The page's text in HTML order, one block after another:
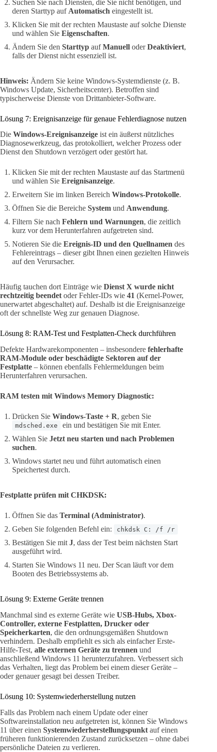
Suchen Sie nach Diensten, die Sie nicht benötigen, und
deren Starttyp auf Automatisch eingestellt ist.
Klicken Sie mit der rechten Maustaste auf solche Dienste
und wählen Sie Eigenschaften.
Ändern Sie den Starttyp aufManuell oderDeaktiviert,
falls der Dienst nicht essenziell ist.
Hinweis: Ändern Sie keine Windows-Systemdienste (z. B.
Windows Update, Sicherheitscenter). Betroffen sind
typischerweise Dienste von Drittanbieter-Software.
Lösung 7: Ereignisanzeige für genaue Fehlerdiagnose nutzen
Die Windows-Ereignisanzeige ist ein äußerst nützliches
Diagnosewerkzeug, das protokolliert, welcher Prozess oder
Dienst den Shutdown verzögert oder gestört hat.
Klicken Sie mit der rechten Maustaste auf das Startmenü
und wählen Sie Ereignisanzeige.
Erweitern Sie im linken Bereich Windows-Protokolle.
Öffnen Sie die Bereiche System und Anwendung.
Filtern Sie nach Fehlern und Warnungen, die zeitlich
kurz vor dem Herunterfahren aufgetreten sind.
Notieren Sie die Ereignis-ID und den Quellnamen des
Fehlereintrags – dieser gibt Ihnen einen gezielten Hinweis
auf den Verursacher.
Häufig tauchen dort Einträge wie Dienst X wurde nicht
rechtzeitig beendet oder Fehler-IDs wie 41 (Kernel-Power,
unerwartet abgeschaltet) auf. Deshalb ist die Ereignisanzeige
oft der schnellste Weg zur genauen Diagnose.
Lösung 8: RAM-Test und Festplatten-Check durchführen
Defekte Hardwarekomponenten – insbesondere fehlerhafte
RAM-Module oder beschädigte Sektoren auf der
Festplatte – können ebenfalls Fehlermeldungen beim
Herunterfahren verursachen.
RAM testen mit Windows Memory Diagnostic:
Drücken Sie Windows-Taste + R, geben Sie
mdsched.exe
ein und bestätigen Sie mit Enter.
Wählen Sie Jetzt neu starten und nach Problemen
suchen.
Windows startet neu und führt automatisch einen
Speichertest durch.
Festplatte prüfen mit CHKDSK:
Öffnen Sie das Terminal (Administrator).
Geben Sie folgenden Befehl ein:
chkdsk C: /f /r
Bestätigen Sie mit J, dass der Test beim nächsten Start
ausgeführt wird.
Starten Sie Windows 11 neu. Der Scan läuft vor dem
Booten des Betriebssystems ab.
Lösung 9: Externe Geräte trennen
Manchmal sind es externe Geräte wie USB-Hubs, Xbox-
Controller, externe Festplatten, Drucker oder
Speicherkarten, die den ordnungsgemäßen Shutdown
verhindern. Deshalb empfiehlt es sich als einfacher Erste-
Hilfe-Test, alle externen Geräte zu trennen und
anschließend Windows 11 herunterzufahren. Verbessert sich
das Verhalten, liegt das Problem bei einem dieser Geräte –
oder genauer gesagt bei dessen Treiber.
Lösung 10: Systemwiederherstellung nutzen
Falls das Problem nach einem Update oder einer
Softwareinstallation neu aufgetreten ist, können Sie Windows
11 über einen Systemwiederherstellungspunkt auf einen
früheren funktionierenden Zustand zurücksetzen – ohne dabei
persönliche Dateien zu verlieren.